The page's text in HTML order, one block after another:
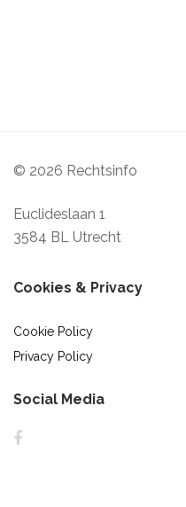
© 2026 Rechtsinfo
Euclideslaan 1
3584 BL Utrecht
Cookies & Privacy
Cookie Policy
Privacy Policy
Social Media